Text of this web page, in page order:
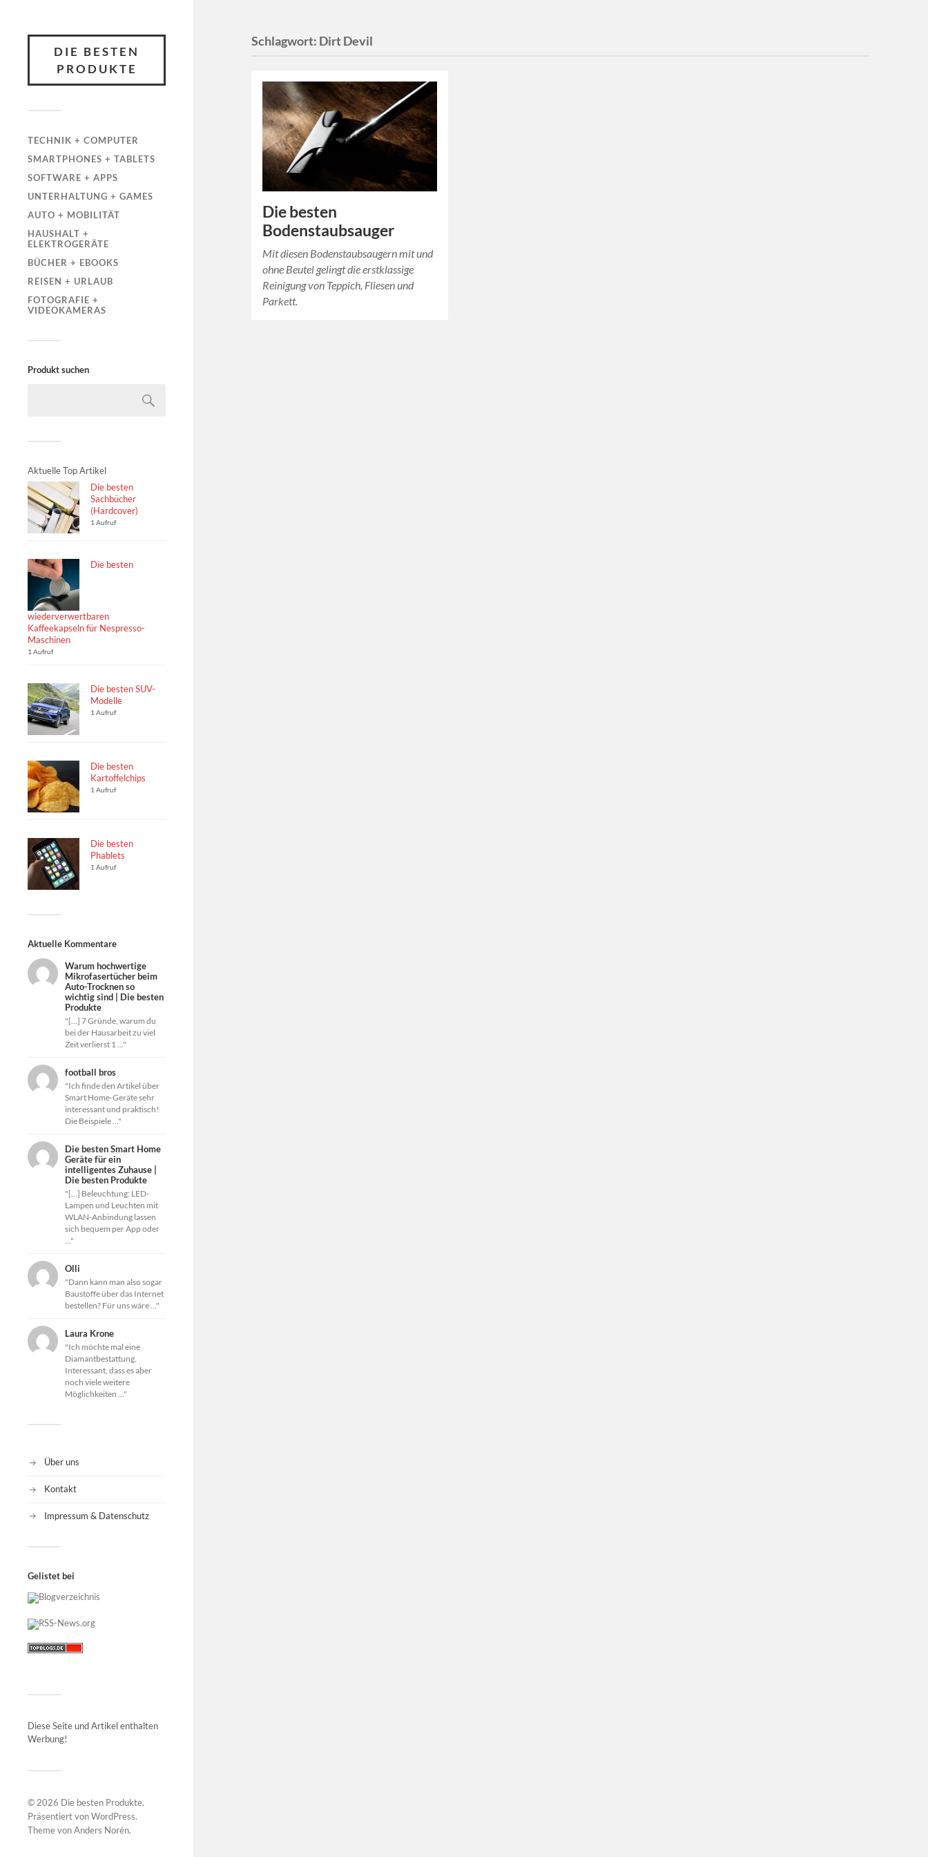
DIE BESTEN
PRODUKTE
TECHNIK + COMPUTER
SMARTPHONES + TABLETS
SOFTWARE + APPS
UNTERHALTUNG + GAMES
AUTO + MOBILITÄT
HAUSHALT +
ELEKTROGERÄTE
BÜCHER + EBOOKS
REISEN + URLAUB
FOTOGRAFIE +
VIDEOKAMERAS
Produkt suchen
Aktuelle Top Artikel
Die besten
Sachbücher
(Hardcover)
1 Aufruf
Die besten
wiederverwertbaren
Kaffeekapseln für Nespresso-
Maschinen
1 Aufruf
Die besten SUV-
Modelle
1 Aufruf
Die besten
Kartoffelchips
1 Aufruf
Die besten
Phablets
1 Aufruf
Aktuelle Kommentare
Warum hochwertige
Mikrofasertücher beim
Auto-Trocknen so
wichtig sind | Die besten
Produkte
"[…] 7 Gründe, warum du
bei der Hausarbeit zu viel
Zeit verlierst 1 ..."
football bros
"Ich finde den Artikel über
Smart Home-Geräte sehr
interessant und praktisch!
Die Beispiele ..."
Die besten Smart Home
Geräte für ein
intelligentes Zuhause |
Die besten Produkte
"[…] Beleuchtung: LED-
Lampen und Leuchten mit
WLAN-Anbindung lassen
sich bequem per App oder
..."
Olli
"Dann kann man also sogar
Baustoffe über das Internet
bestellen? Für uns wäre ..."
Laura Krone
"Ich möchte mal eine
Diamantbestattung.
Interessant, dass es aber
noch viele weitere
Möglichkeiten ..."
Über uns
Kontakt
Impressum & Datenschutz
Gelistet bei
Diese Seite und Artikel enthalten
Werbung!
© 2026 Die besten Produkte.
Präsentiert vonWordPress.
Theme vonAnders Norén.
Schlagwort: Dirt Devil
Die besten
Bodenstaubsauger
Mit diesen Bodenstaubsaugern mit und
ohne Beutel gelingt die erstklassige
Reinigung von Teppich, Fliesen und
Parkett.